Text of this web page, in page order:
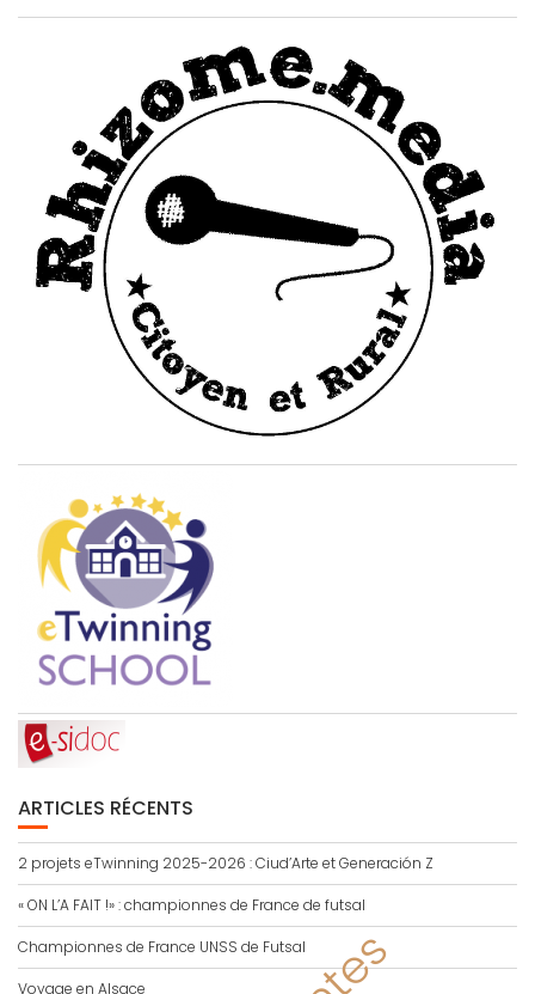
ARTICLES RÉCENTS
2 projets eTwinning 2025-2026 : Ciud’Arte et Generación Z
« ON L’A FAIT !» : championnes de France de futsal
Championnes de France UNSS de Futsal
Voyage en Alsace